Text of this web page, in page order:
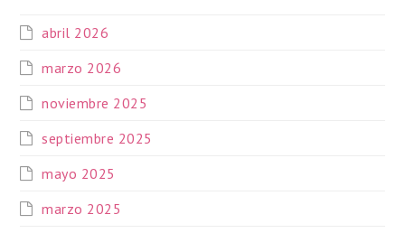
abril 2026
marzo 2026
noviembre 2025
septiembre 2025
mayo 2025
marzo 2025